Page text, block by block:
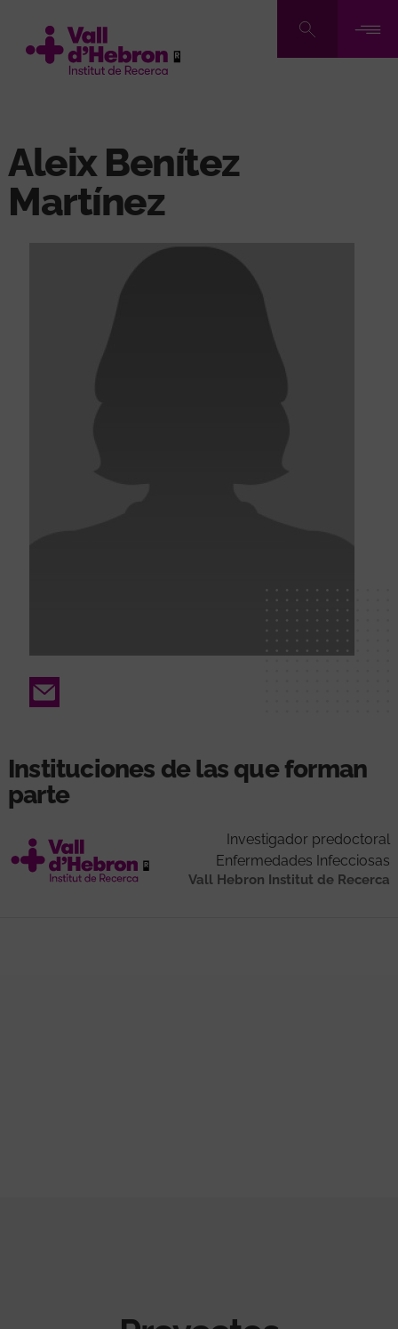
contenido
Aleix Benítez
Martínez
Email
Instituciones de las que forman
parte
Investigador predoctoral
Enfermedades Infecciosas
Vall Hebron Institut de Recerca